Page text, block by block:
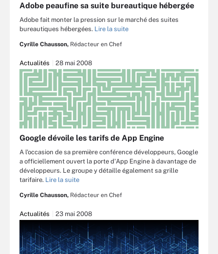
Adobe peaufine sa suite bureautique hébergée
Adobe fait monter la pression sur le marché des suites
bureautiques hébergées. Lire la suite
Cyrille Chausson, Rédacteur en Chef
Actualités 28 mai 2008
Google dévoile les tarifs de App Engine
A l'occasion de sa première conférence développeurs, Google
a officiellement ouvert la porte d'App Engine à davantage de
développeurs. Le groupe y détaille également sa grille
tarifaire. Lire la suite
Cyrille Chausson, Rédacteur en Chef
Actualités 23 mai 2008